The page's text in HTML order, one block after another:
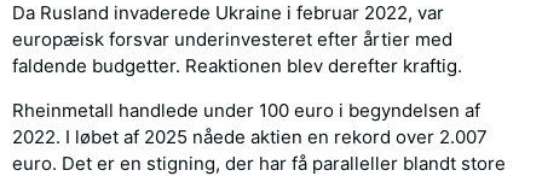
Da Rusland invaderede Ukraine i februar 2022, var
europæisk forsvar underinvesteret efter årtier med
faldende budgetter. Reaktionen blev derefter kraftig.
Rheinmetall handlede under 100 euro i begyndelsen af
2022. I løbet af 2025 nåede aktien en rekord over 2.007
euro. Det er en stigning, der har få paralleller blandt store